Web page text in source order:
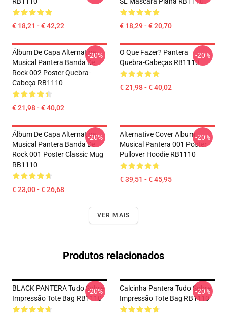
€ 18,21 - € 42,22 € 18,29 - € 20,70
Álbum De Capa Alternativa
Musical Pantera Banda De
Rock 002 Poster Quebra-
Cabeça RB1110
€ 21,98 - € 40,02
-20%
O Que Fazer? Pantera
Quebra-Cabeças RB1110
€ 21,98 - € 40,02
-20%
Álbum De Capa Alternativa
Musical Pantera Banda De
Rock 001 Poster Classic Mug
RB1110
€ 23,00 - € 26,68
-20%
Alternative Cover Album
Musical Pantera 001 Poster
Pullover Hoodie RB1110
€ 39,51 - € 45,95
-20%
VER MAIS
Produtos relacionados
BLACK PANTERA Tudo Sobre
Impressão Tote Bag RB1110
-20%
Calcinha Pantera Tudo Sobre
Impressão Tote Bag RB1110
-20%